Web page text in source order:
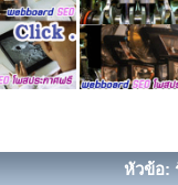
หัวข้อ: